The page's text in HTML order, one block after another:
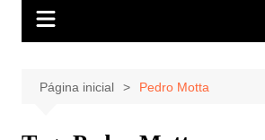
Página inicial Pedro Motta